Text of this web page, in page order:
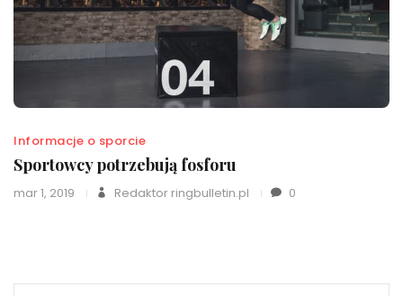
Informacje o sporcie
Sportowcy potrzebują fosforu
mar 1, 2019 Redaktor ringbulletin.pl 0